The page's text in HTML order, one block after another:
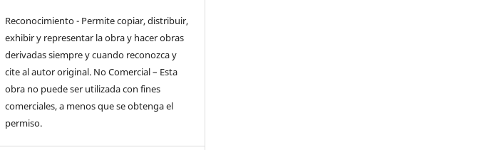
Reconocimiento - Permite copiar, distribuir,
exhibir y representar la obra y hacer obras
derivadas siempre y cuando reconozca y
cite al autor original. No Comercial – Esta
obra no puede ser utilizada con fines
comerciales, a menos que se obtenga el
permiso.